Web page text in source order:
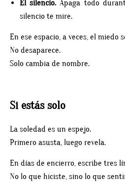
El silencio.Apaga todo
silencio te mire.
En ese espacio, a veces, el miedo
No desaparece.
Solo cambia de nombre.
Si estás solo
La soledad es un espejo.
Primero asusta, luego revela.
En días de encierro, escribe tres
No lo que hiciste, sino lo que